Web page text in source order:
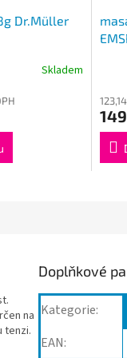
Dr.Müller
Skladem
na
tenzi.
Doplňkové
Kategorie:
EAN: